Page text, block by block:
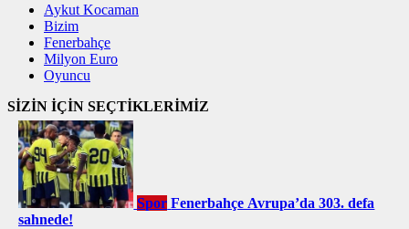
Aykut Kocaman
Bizim
Fenerbahçe
Milyon Euro
Oyuncu
SİZİN İÇİN SEÇTİKLERİMİZ
Spor Fenerbahçe Avrupa’da 303. defa
sahnede!